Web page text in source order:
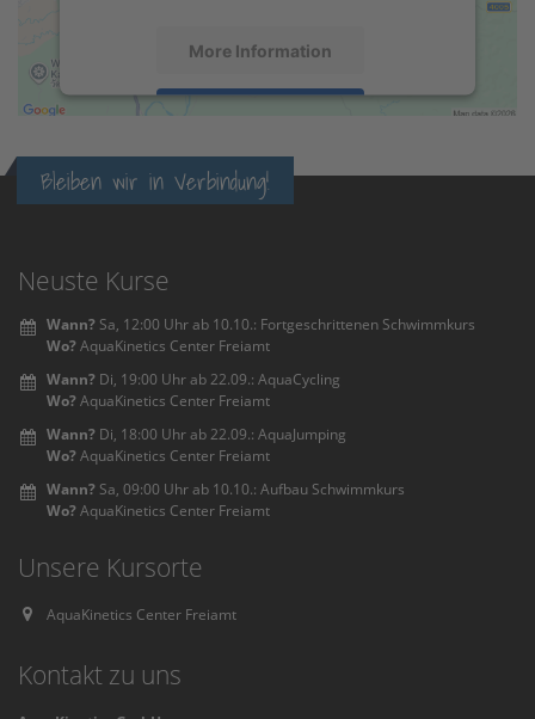
More Information
powered byUsercentrics Consent
Management Platform&eRecht24
Bleiben wir in Verbindung!
Neuste Kurse
Wann? Sa, 12:00 Uhr ab 10.10.: Fortgeschrittenen Schwimmkurs
Wo?AquaKinetics Center Freiamt
Wann? Di, 19:00 Uhr ab 22.09.: AquaCycling
Wo?AquaKinetics Center Freiamt
Wann? Di, 18:00 Uhr ab 22.09.: AquaJumping
Wo?AquaKinetics Center Freiamt
Wann? Sa, 09:00 Uhr ab 10.10.: Aufbau Schwimmkurs
Wo?AquaKinetics Center Freiamt
Unsere Kursorte
AquaKinetics Center Freiamt
Kontakt zu uns